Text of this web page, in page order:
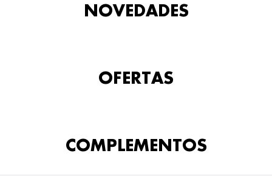
NOVEDADES
OFERTAS
COMPLEMENTOS